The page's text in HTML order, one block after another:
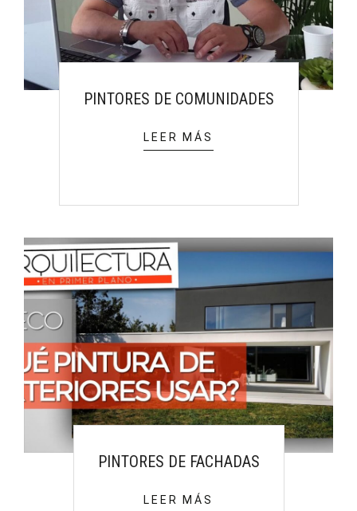
PINTORES DE COMUNIDADES
LEER MÁS
PINTORES DE FACHADAS
LEER MÁS